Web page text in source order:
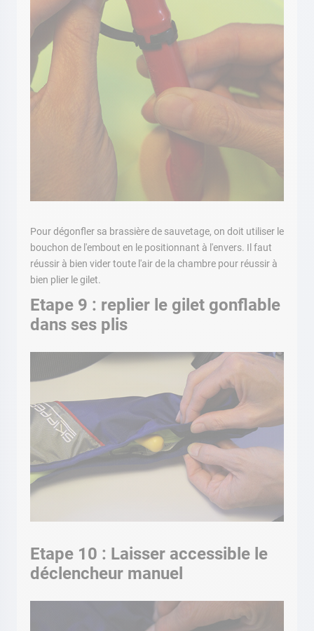
Pour dégonfler sa brassière de sauvetage, on doit utiliser le
bouchon de l'embout en le positionnant à l'envers. Il faut
réussir à bien vider toute l'air de la chambre pour réussir à
bien plier le gilet.
Etape 9 : replier le gilet gonflable
dans ses plis
Etape 10 : Laisser accessible le
déclencheur manuel